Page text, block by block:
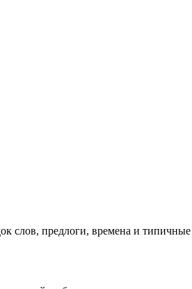
слов, предлоги, времена и типичные